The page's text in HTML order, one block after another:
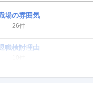
場の雰囲気
26件
職検討理由
躍・働きやすさ